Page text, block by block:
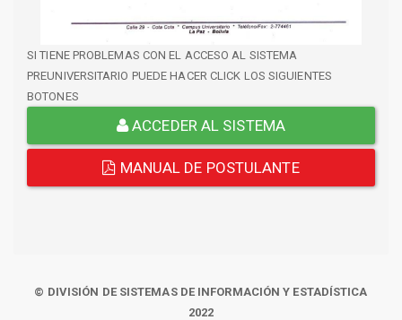
SI TIENE PROBLEMAS CON EL ACCESO AL SISTEMA
PREUNIVERSITARIO PUEDE HACER CLICK LOS SIGUIENTES
BOTONES
ACCEDER AL SISTEMA
MANUAL DE POSTULANTE
© DIVISIÓN DE SISTEMAS DE INFORMACIÓN Y ESTADÍSTICA
2022